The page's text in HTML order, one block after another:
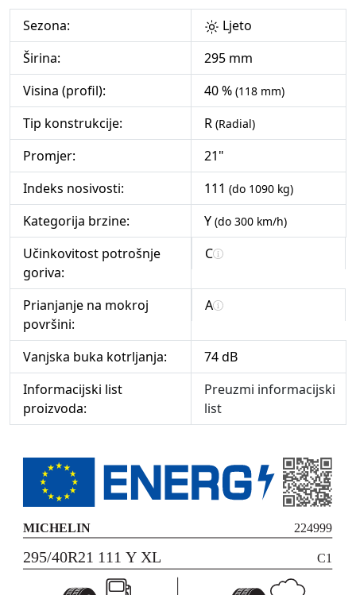
Sezona:
Ljeto
Širina:
295 mm
Visina (profil):
40 % (118 mm)
Tip konstrukcije: R (Radial)
Promjer:
21"
Indeks nosivosti:
111 (do 1090 kg)
Kategorija brzine: Y (do 300 km/h)
Učinkovitost potrošnje
goriva:
C
Prianjanje na mokroj
površini:
A
Vanjska buka kotrljanja:
74 dB
Informacijski list
proizvoda:
Preuzmi informacijski
list